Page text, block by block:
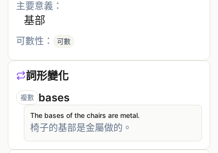
主要意義：
基部
可數性： 可數
詞形變化
複數 bases
The bases of the chairs are metal.
椅子的基部是金屬做的。